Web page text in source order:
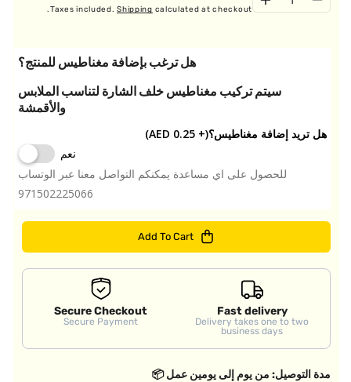
Decrease
Increase
Taxes included.Shipping calculated at checkout.
هل ترغب بإضافة مغناطيس للمنتج؟
سيتم تركيب مغناطيس خلف الشارة لتناسب الملابس
والأقمشة
هل تريد إضافة مغناطيس؟(+ 0.25 AED)
نعم
للحصول على اي مساعدة يمكنكم التواصل معنا عبر الوتساب
971502225066
Add To Cart
Fast delivery
Delivery takes one to two
business days
Secure Checkout
Secure Payment
مدة التوصيل: من يوم إلى يومين عمل 📦